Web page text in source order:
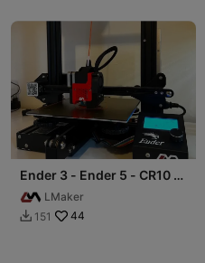
Ender 3 - Ender 5 - CR10 -
BMG + V6 - Direct extruder
LMaker
 151 44